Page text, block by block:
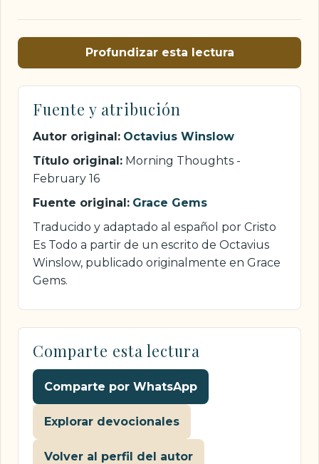
Profundizar esta lectura
Fuente y atribución
Autor original: Octavius Winslow
Título original: Morning Thoughts -
February 16
Fuente original: Grace Gems
Traducido y adaptado al español por Cristo
Es Todo a partir de un escrito de Octavius
Winslow, publicado originalmente en Grace
Gems.
Comparte esta lectura
Comparte por WhatsApp
Explorar devocionales
Volver al perfil del autor